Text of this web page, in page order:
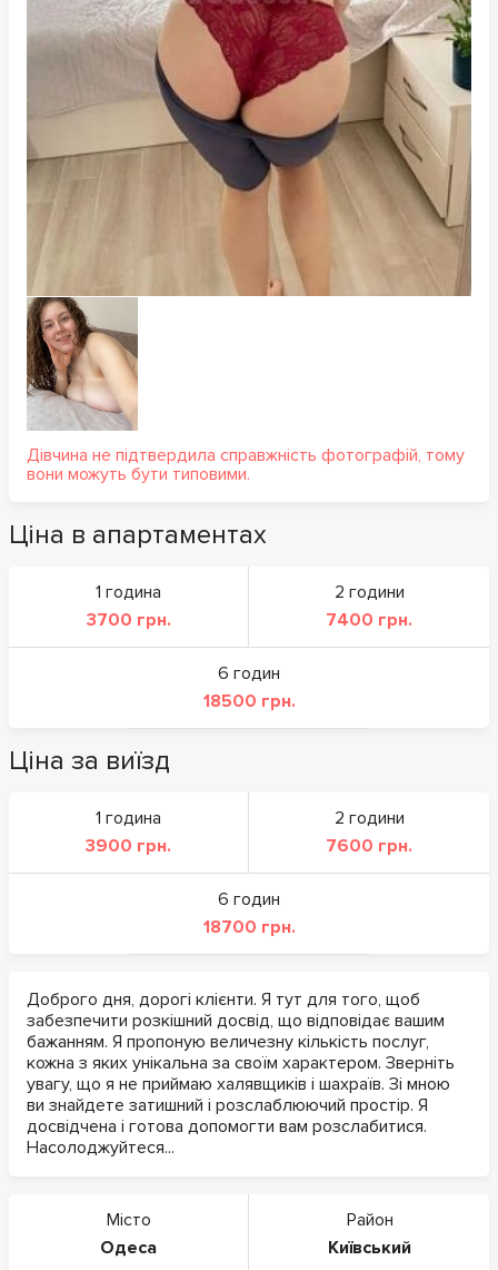
Дівчина не підтвердила справжність фотографій, тому
вони можуть бути типовими.
Ціна в апартаментах
1 година
3700 грн.
2 години
7400 грн.
6 годин
18500 грн.
Ціна за виїзд
1 година
3900 грн.
2 години
7600 грн.
6 годин
18700 грн.
Доброго дня, дорогі клієнти. Я тут для того, щоб
забезпечити розкішний досвід, що відповідає вашим
бажанням. Я пропоную величезну кількість послуг,
кожна з яких унікальна за своїм характером. Зверніть
увагу, що я не приймаю халявщиків і шахраїв. Зі мною
ви знайдете затишний і розслаблюючий простір. Я
досвідчена і готова допомогти вам розслабитися.
Насолоджуйтеся...
Місто
Одеса
Район
Київський